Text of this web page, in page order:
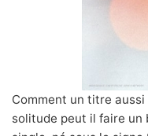
Comment un titre
solitude peut il faire un